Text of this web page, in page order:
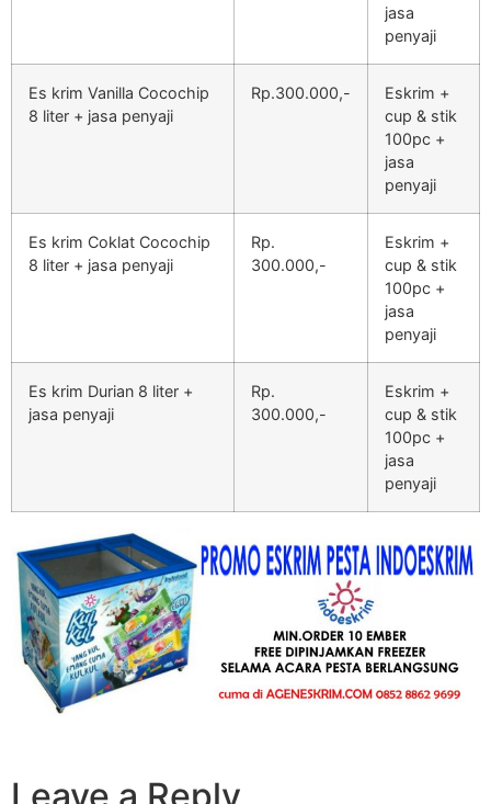
jasa
penyaji
Es krim Vanilla Cocochip
8 liter + jasa penyaji
Rp.300.000,-
Eskrim +
cup & stik
100pc +
jasa
penyaji
Es krim Coklat Cocochip
8 liter + jasa penyaji
Rp.
300.000,-
Eskrim +
cup & stik
100pc +
jasa
penyaji
Es krim Durian 8 liter +
jasa penyaji
Rp.
300.000,-
Eskrim +
cup & stik
100pc +
jasa
penyaji